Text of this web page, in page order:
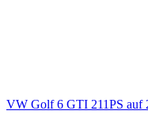
VW Golf 6 GTI 211PS auf